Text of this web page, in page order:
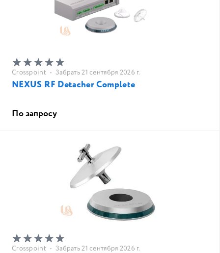
Crosspoint • Забрать 21 сентября 2026 г.
NEXUS RF Detacher Complete
По запросу
Crosspoint • Забрать 21 сентября 2026 г.